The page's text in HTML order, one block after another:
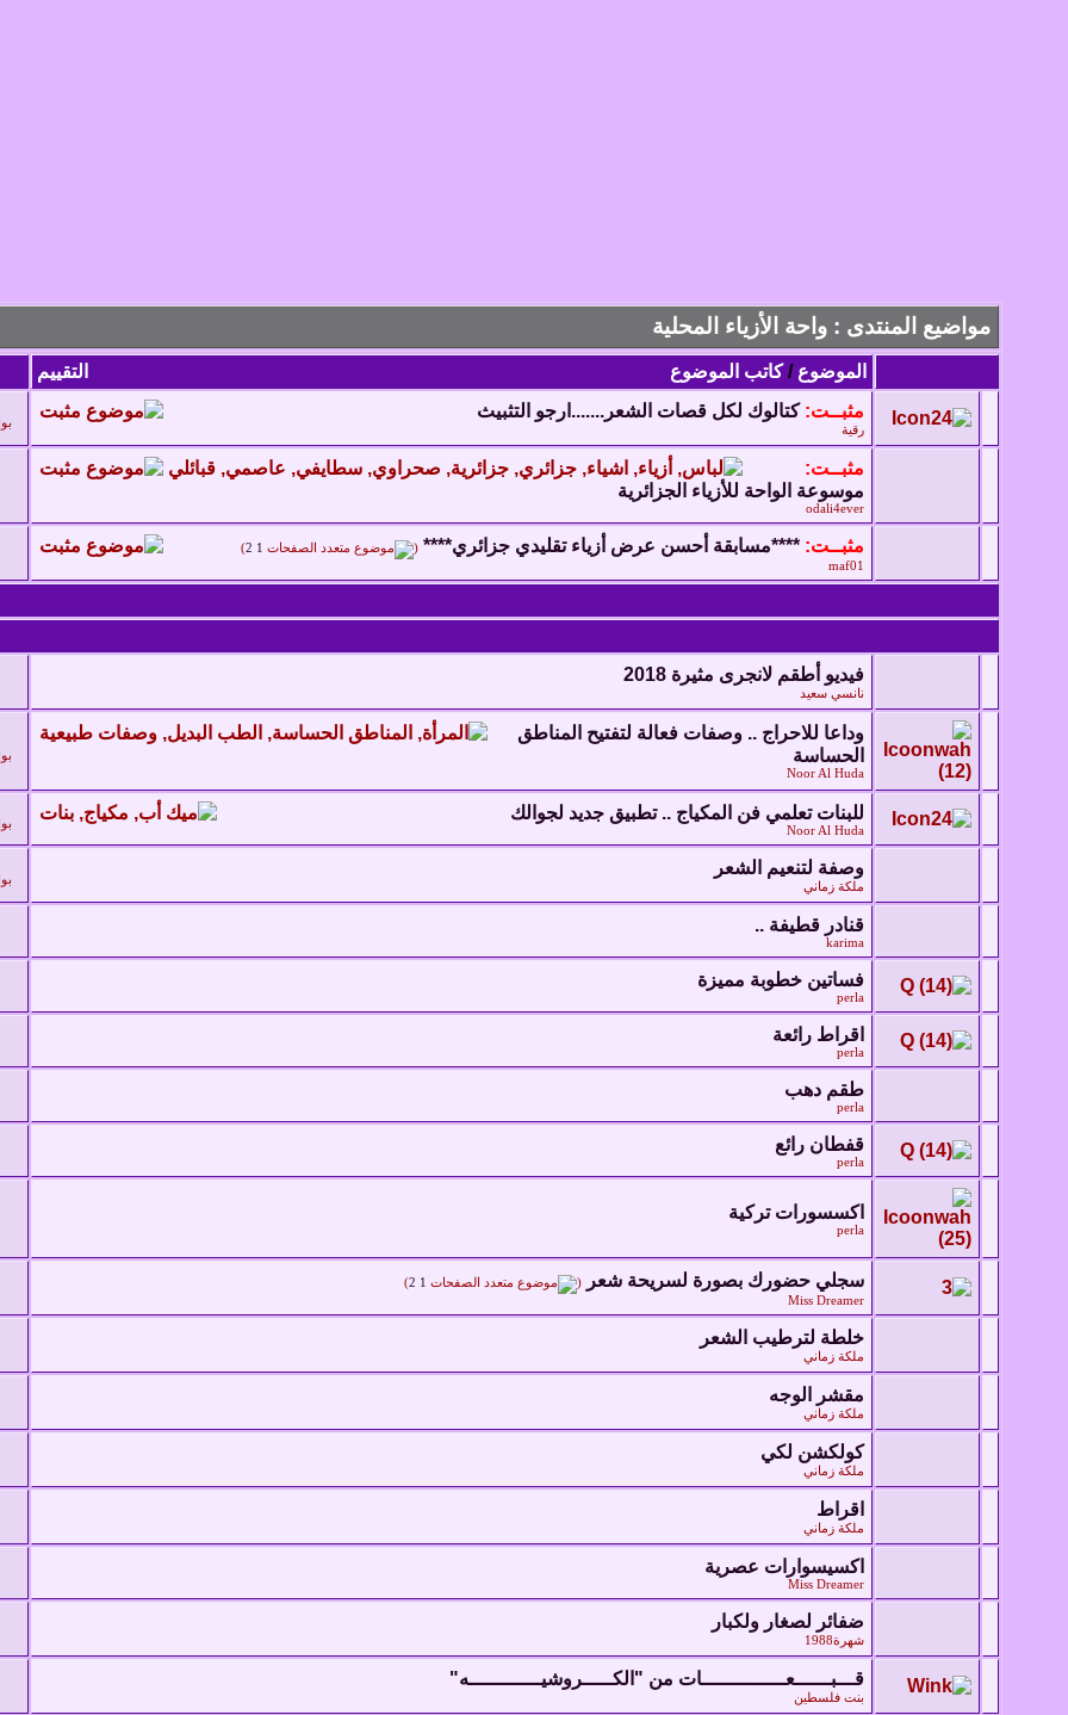
مواضيع المنتدى : واحة الأزياء المحلية
التقييم الموضوع /كاتب الموضوع
مثبــت: كتالوك لكل قصات الشعر.......ارجو التثبيث
رقية
مثبــت:
موسوعة الواحة للأزياء الجزائرية
odali4ever
مثبــت: ****مسابقة أحسن عرض أزياء تقليدي جزائري**** (
1
2
)
maf01
فيديو أطقم لانجرى مثيرة 2018
نانسي سعيد
وداعا للاحراج .. وصفات فعالة لتفتيح المناطق
الحساسة
Noor Al Huda
للبنات تعلمي فن المكياج .. تطبيق جديد لجوالك
Noor Al Huda
وصفة لتنعيم الشعر
ملكة زماني
قنادر قطيفة ..
karima
فساتين خطوبة مميزة
perla
اقراط رائعة
perla
طقم دهب
perla
قفطان رائع
perla
اكسسورات تركية
perla
سجلي حضورك بصورة لسريحة شعر (
1
2
)
Miss Dreamer
خلطة لترطيب الشعر
ملكة زماني
مقشر الوجه
ملكة زماني
كولكشن لكي
ملكة زماني
اقراط
ملكة زماني
اكسيسوارات عصرية
Miss Dreamer
ضفائر لصغار ولكبار
شهرة1988
قـــبــــــعــــــــــــــات من "الكـــــروشيــــــــــــه"
بنت فلسطين